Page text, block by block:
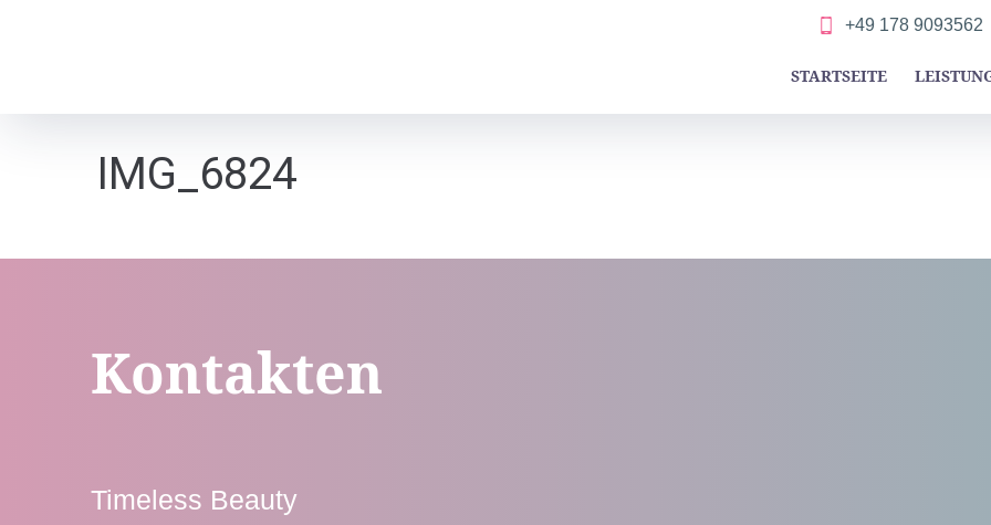
+49 178 9093562
STARTSEITE
IMG_6824
Kontakten
Timeless Beauty